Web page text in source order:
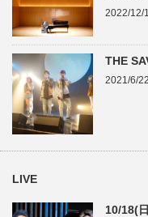
2022/12/
THE
2021/6/22
LIVE
10/18(